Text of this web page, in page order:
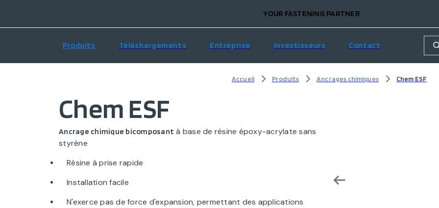
YOUR FASTENING PARTNER
Produits Téléchargements Entreprise Investisseurs Contact
Accueil Produits Ancrages chimiques Chem ESF
Chem ESF
Ancrage chimique bicomposant à base de résine époxy-acrylate sans
styrène
Résine à prise rapide
Installation facile
N'exerce pas de force d'expansion, permettant des applications